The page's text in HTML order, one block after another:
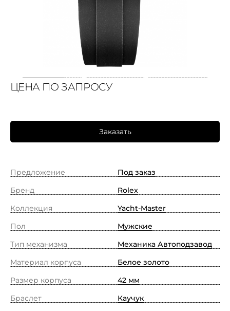
ЦЕНА ПО ЗАПРОСУ
Заказать
Предложение
Под заказ
Бренд
Rolex
Коллекция
Yacht-Master
Пол
Мужские
Тип механизма
Механика Автоподзавод
Материал корпуса
Белое золото
Размер корпуса
42 мм
Браслет
Каучук